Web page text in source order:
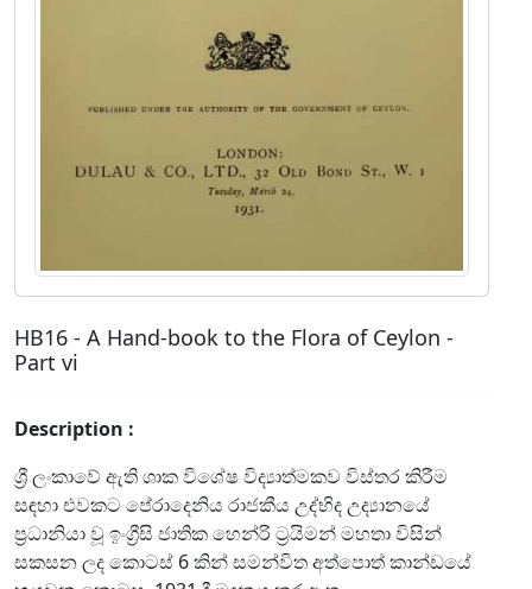
HB16 - A Hand-book to the Flora of Ceylon -
Part vi
Description :
ශ්‍රී ලංකාවේ ඇති ශාක විශේෂ විද්‍යාත්මකව විස්තර කිරීම
සඳහා එවකට පේරාදෙනිය රාජකීය උද්භිද උද්‍යානයේ
ප්‍රධානියා වූ ඉංග්‍රීසි ජාතික හෙන්රි ට්‍රයිමන් මහතා විසින්
සකසන ලද කොටස් 6 කින් සමන්විත අත්පොත් කාන්ඩයේ